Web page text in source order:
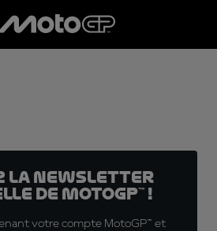
la Newsletter
de MotoGP™ !
votre compte MotoGP™ et